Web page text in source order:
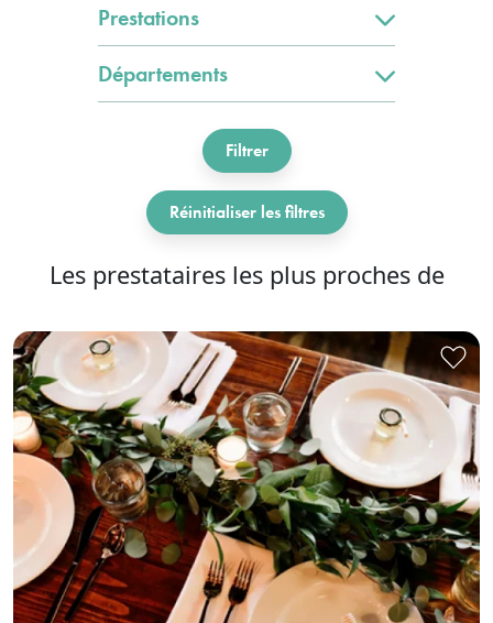
Prestations
Départements
Filtrer
Réinitialiser les filtres
Les prestataires les plus proches de